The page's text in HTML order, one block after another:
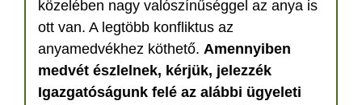
közelében nagy valószínűséggel az anya is
ott van. A legtöbb konfliktus az
anyamedvékhez köthető. Amennyiben
medvét észlelnek, kérjük, jelezzék
Igazgatóságunk felé az alábbi ügyeleti